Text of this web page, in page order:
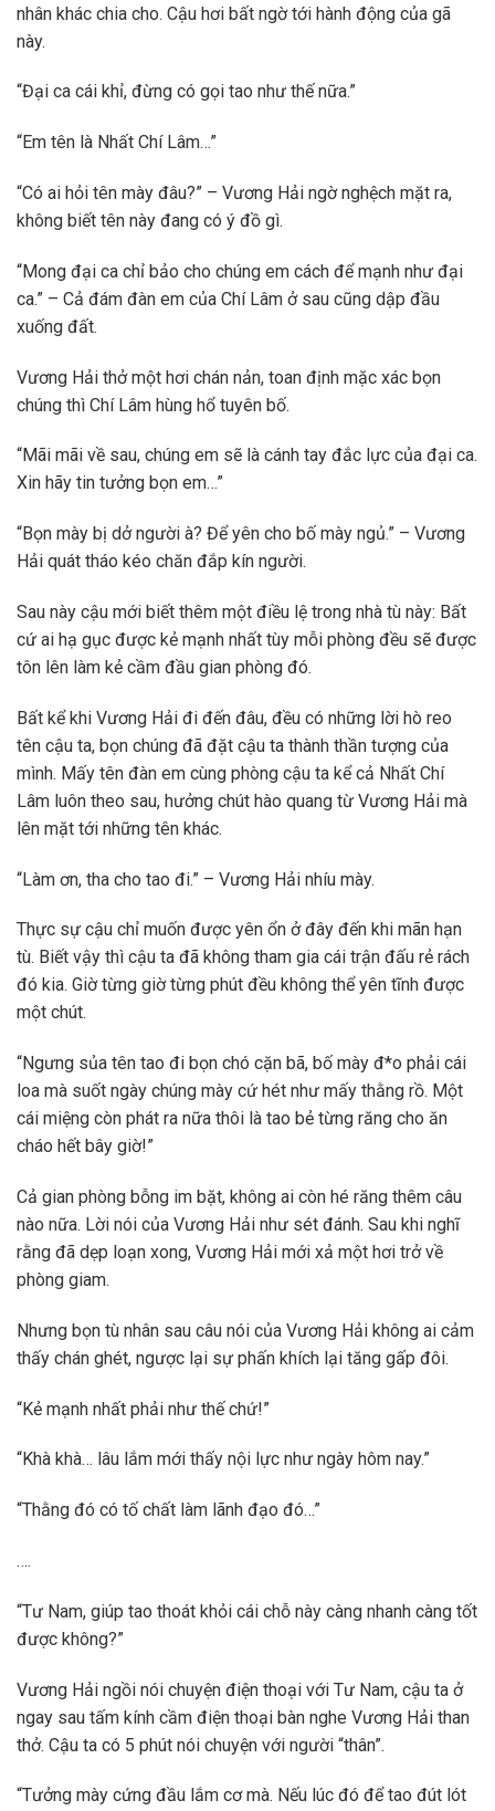
nhân khác chia cho. Cậu hơi bất ngờ tới hành động của gã
này.
“Đại ca cái khỉ, đừng có gọi tao như thế nữa.”
“Em tên là Nhất Chí Lâm…”
“Có ai hỏi tên mày đâu?” – Vương Hải ngờ nghệch mặt ra,
không biết tên này đang có ý đồ gì.
“Mong đại ca chỉ bảo cho chúng em cách để mạnh như đại
ca.” – Cả đám đàn em của Chí Lâm ở sau cũng dập đầu
xuống đất.
Vương Hải thở một hơi chán nản, toan định mặc xác bọn
chúng thì Chí Lâm hùng hổ tuyên bố.
“Mãi mãi về sau, chúng em sẽ là cánh tay đắc lực của đại ca.
Xin hãy tin tưởng bọn em…”
“Bọn mày bị dở người à? Để yên cho bố mày ngủ.” – Vương
Hải quát tháo kéo chăn đắp kín người.
Sau này cậu mới biết thêm một điều lệ trong nhà tù này: Bất
cứ ai hạ gục được kẻ mạnh nhất tùy mỗi phòng đều sẽ được
tôn lên làm kẻ cầm đầu gian phòng đó.
Bất kể khi Vương Hải đi đến đâu, đều có những lời hò reo
tên cậu ta, bọn chúng đã đặt cậu ta thành thần tượng của
mình. Mấy tên đàn em cùng phòng cậu ta kể cả Nhất Chí
Lâm luôn theo sau, hưởng chút hào quang từ Vương Hải mà
lên mặt tới những tên khác.
“Làm ơn, tha cho tao đi.” – Vương Hải nhíu mày.
Thực sự cậu chỉ muốn được yên ổn ở đây đến khi mãn hạn
tù. Biết vậy thì cậu ta đã không tham gia cái trận đấu rẻ rách
đó kia. Giờ từng giờ từng phút đều không thể yên tĩnh được
một chút.
“Ngưng sủa tên tao đi bọn chó cặn bã, bố mày đ*o phải cái
loa mà suốt ngày chúng mày cứ hét như mấy thằng rồ. Một
cái miệng còn phát ra nữa thôi là tao bẻ từng răng cho ăn
cháo hết bây giờ!”
Cả gian phòng bỗng im bặt, không ai còn hé răng thêm câu
nào nữa. Lời nói của Vương Hải như sét đánh. Sau khi nghĩ
rằng đã dẹp loạn xong, Vương Hải mới xả một hơi trở về
phòng giam.
Nhưng bọn tù nhân sau câu nói của Vương Hải không ai cảm
thấy chán ghét, ngược lại sự phấn khích lại tăng gấp đôi.
“Kẻ mạnh nhất phải như thế chứ!”
“Khà khà… lâu lắm mới thấy nội lực như ngày hôm nay.”
“Thằng đó có tố chất làm lãnh đạo đó…”
….
“Tư Nam, giúp tao thoát khỏi cái chỗ này càng nhanh càng tốt
được không?”
Vương Hải ngồi nói chuyện điện thoại với Tư Nam, cậu ta ở
ngay sau tấm kính cầm điện thoại bàn nghe Vương Hải than
thở. Cậu ta có 5 phút nói chuyện với người “thân”.
“Tưởng mày cứng đầu lắm cơ mà. Nếu lúc đó để tao đút lót